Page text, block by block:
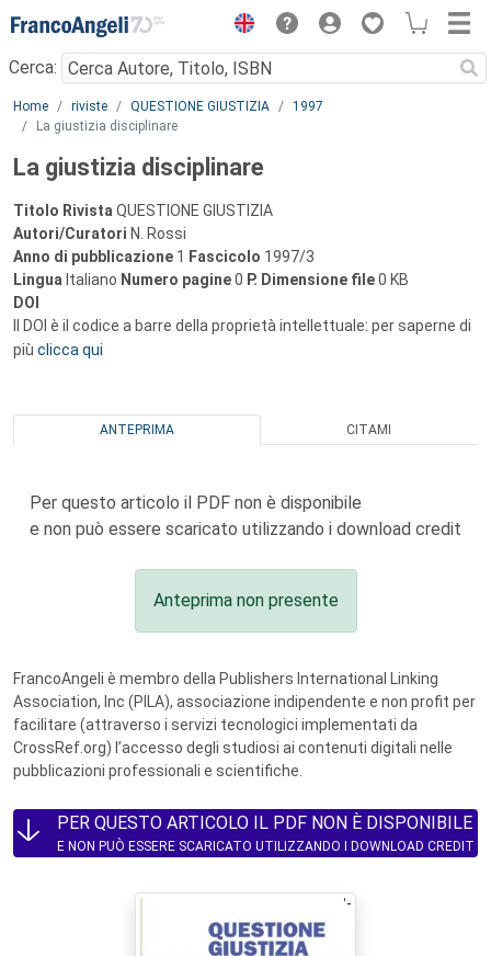
Menu
Cerca:
Main content
Home riviste QUESTIONE GIUSTIZIA
1997
La giustizia disciplinare
La giustizia disciplinare
Titolo Rivista QUESTIONE GIUSTIZIA
Autori/Curatori N. Rossi
Anno di pubblicazione 1 Fascicolo 1997/3
Lingua Italiano Numero pagine0 P. Dimensione file0 KB
DOI
Il DOI è il codice a barre della proprietà intellettuale: per saperne di
più clicca qui
ANTEPRIMA CITAMI
Per questo articolo il PDF non è disponibile
e non può essere scaricato utilizzando i download credit
Anteprima non presente
FrancoAngeli è membro della Publishers International Linking
Association, Inc (PILA), associazione indipendente e non profit per
facilitare (attraverso i servizi tecnologici implementati da
CrossRef.org) l’accesso degli studiosi ai contenuti digitali nelle
pubblicazioni professionali e scientifiche.
PER QUESTO ARTICOLO IL PDF NON È DISPONIBILE
E NON PUÒ ESSERE SCARICATO UTILIZZANDO I DOWNLOAD CREDIT